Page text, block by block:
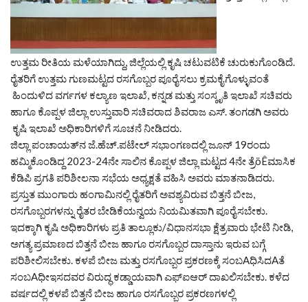
ಉತ್ತಮ ರೀತಿಯ ಮಳೆಯಾಗಿದ್ದು, ಜಿಲ್ಲೆಯಲ್ಲಿ ಕೃಷಿ ಚಟುವಟಿಕೆ ಚುರುಕುಗೊಂಡಿದೆ.
ರೈತರಿಗೆ ಉತ್ತಮ ಗುಣಮಟ್ಟದ ರಸಗೊಬ್ಬರ ಪೂರೈಸಲು ಕ್ರಮಕೈಗೊಳ್ಳುವಂತೆ
ಹಿಂದುಳಿದ ವರ್ಗಗಳ ಕಲ್ಯಾಣ ಇಲಾಖೆ, ಕನ್ನಡ ಮತ್ತು ಸಂಸ್ಕೃತಿ ಇಲಾಖೆ ಸಚಿವರು
ಹಾಗೂ ಕೊಪ್ಪಳ ಜಿಲ್ಲಾ ಉಸ್ತುವಾರಿ ಸಚಿವರಾದ ಶಿವರಾಜ ಎಸ್. ತಂಗಡಗಿ ಅವರು
ಕೃಷಿ ಇಲಾಖೆ ಅಧಿಕಾರಿಗಳಿಗೆ ಸೂಚನೆ ನೀಡಿದರು.
ಜಿಲ್ಲಾ ಪಂಚಾಯತ್‌ನ ಜೆ.ಹೆಚ್.ಪಟೇಲ್ ಸಭಾಂಗಣದಲ್ಲಿ ಜೂನ್ 19ರಂದು
ಹಮ್ಮಿಕೊಂಡಿದ್ದ 2023-24ನೇ ಸಾಲಿನ ಕೊಪ್ಪಳ ಜಿಲ್ಲಾ ಮಟ್ಟದ 4ನೇ ತ್ರೆöÊಮಾಸಿಕ
ಕೆಡಿಪಿ ಪ್ರಗತಿ ಪರಿಶೀಲನಾ ಸಭೆಯ ಅಧ್ಯಕ್ಷತೆ ವಹಿಸಿ ಅವರು ಮಾತನಾಡಿದರು.
ಪ್ರಸ್ತುತ ಮುಂಗಾರು ಹಂಗಾಮಿನಲ್ಲಿ ರೈತರಿಗೆ ಅವಶ್ಯವಿರುವ ಬಿತ್ತನೆ ಬೀಜ,
ರಸಗೊಬ್ಬರಗಳನ್ನು ರೈತರ ಬೇಡಿಕೆಯನ್ವಯ ನಿಯಮಿತವಾಗಿ ಪೂರೈಸಬೇಕು.
ಇದಕ್ಕಾಗಿ ಕೃಷಿ ಅಧಿಕಾರಿಗಳು ಪ್ರತಿ ತಾಲ್ಲೂಕು/ವಿಧಾನಸಭಾ ಕ್ಷೆತ್ರವಾರು ಭೇಟಿ ನೀಡಿ,
ಅಗತ್ಯ ಪ್ರಮಾಣದ ಬಿತ್ತನೆ ಬೀಜ ಹಾಗೂ ರಸಗೊಬ್ಬರ ದಾಸ್ತಾನು ಇರುವ ಬಗ್ಗೆ
ಪರಿಶೀಲಿಸಬೇಕು. ಕಳಪೆ ಬೀಜ ಮತ್ತು ರಸಗೊಬ್ಬರ ಪ್ರಕರಣಕ್ಕೆ ಸಂಬAಧಿಸಿದAತೆ
ಸಂಬAಧೀಇಸದವರ ವಿರುದ್ಧ ಕಡ್ಡಾಯವಾಗಿ ಎಫ್‌ಐಆರ್ ದಾಖಲಿಸಬೇಕು. ಕಳೆದ
ವರ್ಷದಲ್ಲಿ ಕಳಪೆ ಬಿತ್ತನೆ ಬೀಜ ಹಾಗೂ ರಸಗೊಬ್ಬರ ಪ್ರಕರಣಗಳಲ್ಲಿ